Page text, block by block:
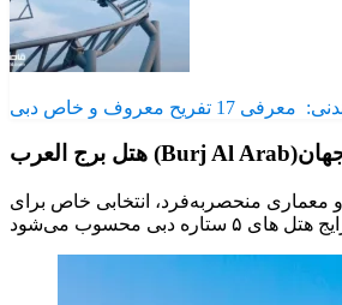
معرفی 17 تفریح معروف و خاص دبی
منحصربه‌فرد، انتخابی خاص برای